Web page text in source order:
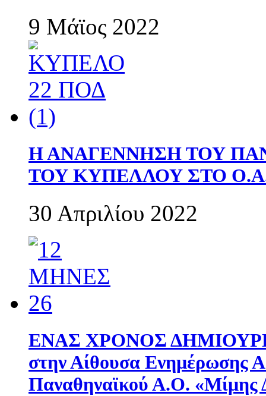
9 Μάϊος 2022
Η ΑΝΑΓΕΝΝΗΣΗ ΤΟΥ
ΤΟΥ ΚΥΠΕΛΛΟΥ ΣΤΟ
30 Απριλίου 2022
ΕΝΑΣ ΧΡΟΝΟΣ
στην Αίθουσα Ενημέρωσης
Παναθηναϊκού Α.Ο. «Μίμης